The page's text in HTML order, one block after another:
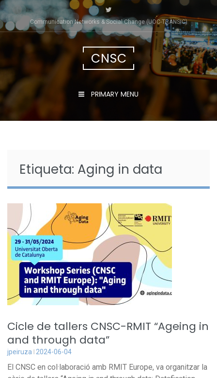
Skip
to
content
Communication Networks & Social Change (UOC-TRÀNSIC)
CNSC
PRIMARY MENU
Etiqueta: Aging in data
Cicle de tallers CNSC-RMIT “Ageing in
and through data”
jpeiruza 2024-06-04
El CNSC en col·laboració amb RMIT Europe, va organitzar la